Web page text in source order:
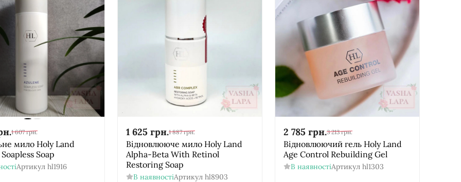
1 607 грн.
мило Holy Land
Soap
Артикул hl1916
1 625 грн.1 887 грн.
Відновлююче мило Holy Land
Alpha-Beta With Retinol
Restoring Soap
В наявностіАртикул hl8903
2 785 грн.3 213 грн.
Відновлюючий гель Holy Land
Age Control Rebuilding Gel
В наявностіАртикул hl1303